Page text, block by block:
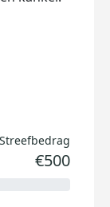
Streefbedrag
€500